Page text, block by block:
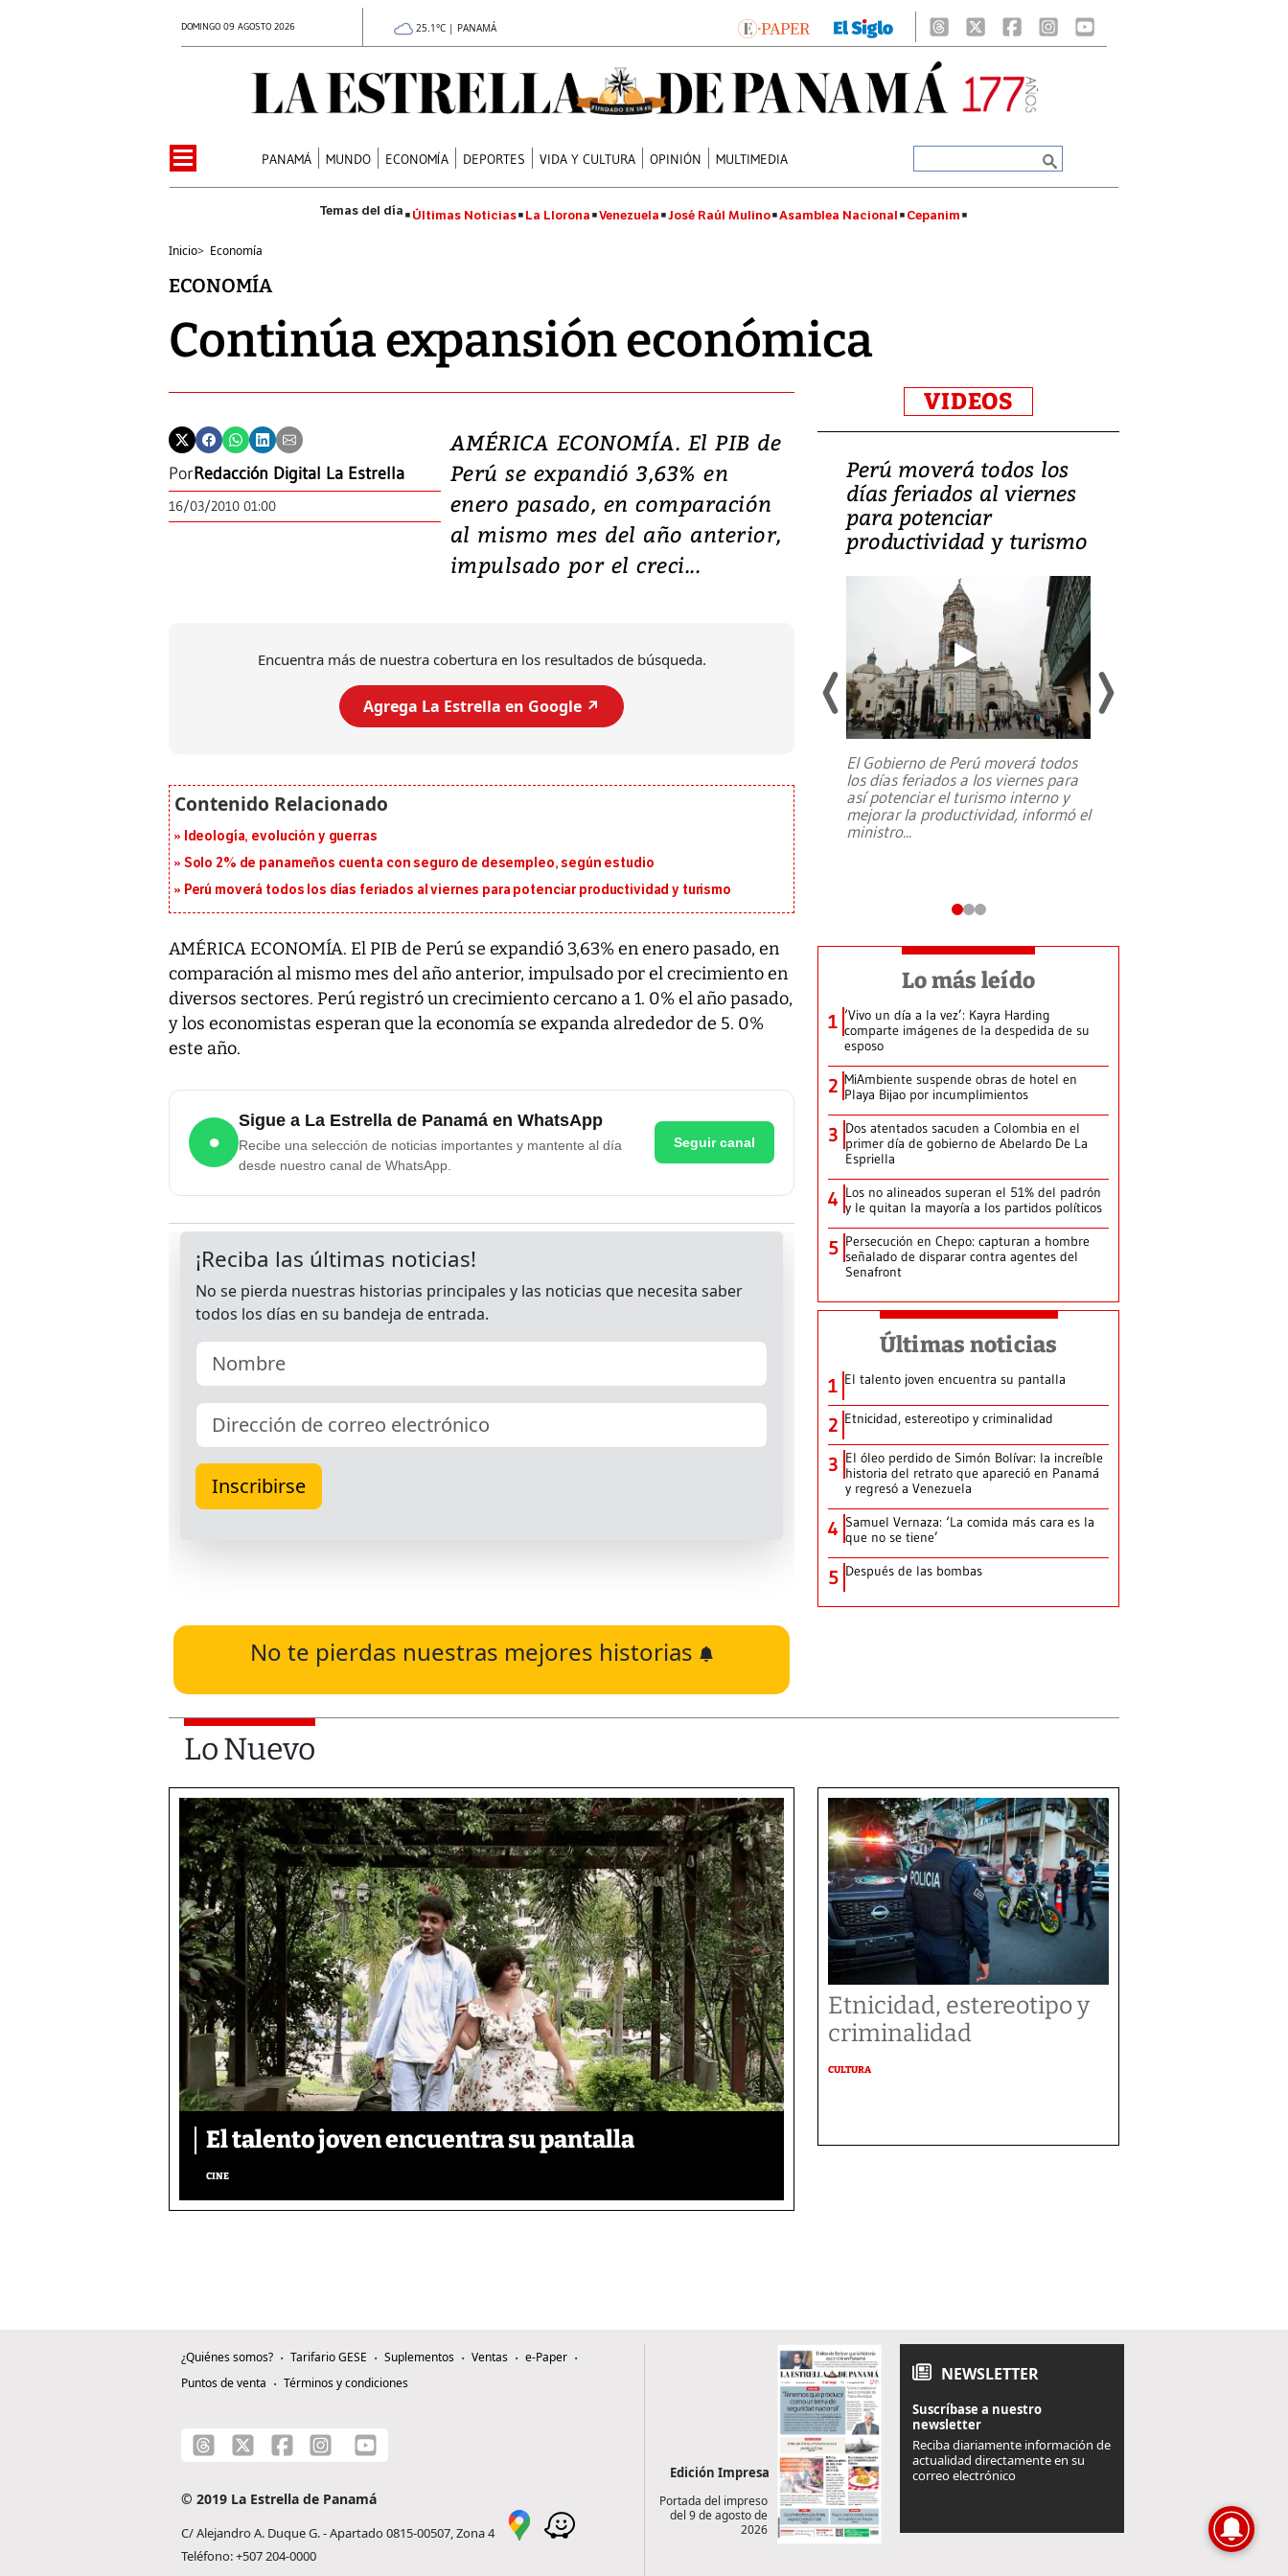
DOMINGO 09 AGOSTO 2026 25.1°C | PANAMÁ
PANAMÁ MUNDO ECONOMÍA DEPORTES VIDA Y CULTURA OPINIÓN MULTIMEDIA
Últimas Noticias La Llorona Venezuela José Raúl Mulino Asamblea Nacional Cepanim
Inicio> Economía
ECONOMÍA
Continúa expansión económica
PorRedacción Digital La Estrella
16/03/2010 01:00
AMÉRICA ECONOMÍA. El PIB de
Perú se expandió 3,63% en
enero pasado, en comparación
al mismo mes del año anterior,
impulsado por el creci...
Encuentra más de nuestra cobertura en los resultados de búsqueda.
Agrega La Estrella en Google ↗️
Ideología, evolución y guerras
Solo 2% de panameños cuenta con seguro de desempleo, según estudio
Perú moverá todos los días feriados al viernes para potenciar productividad y turismo
AMÉRICA ECONOMÍA. El PIB de Perú se expandió 3,63% en enero pasado, en
comparación al mismo mes del año anterior, impulsado por el crecimiento en
diversos sectores. Perú registró un crecimiento cercano a 1. 0% el año pasado,
y los economistas esperan que la economía se expanda alrededor de 5. 0%
este año.
●
Sigue a La Estrella de Panamá en WhatsApp
Recibe una selección de noticias importantes y mantente al día
desde nuestro canal de WhatsApp.
Seguir canal
No te pierdas nuestras mejores historias
VIDEOS
Video: Lula lanza su
candidatura con
promesas de inversión
en defensa, educación y
tierras raras
Entre recuerdos y escuetas
candidatura...
Perú moverá todos los
días feriados al viernes
para potenciar
productividad y turismo
El Gobierno de Perú moverá todos
los días feriados a los viernes para
así potenciar el turismo interno y
mejorar la productividad, informó el
ministro...
Lo más leído
1 ‘Vivo un día a la vez’: Kayra Harding
comparte imágenes de la despedida de su
esposo
2 MiAmbiente suspende obras de hotel en
Playa Bijao por incumplimientos
3 Dos atentados sacuden a Colombia en el
primer día de gobierno de Abelardo De La
Espriella
4 Los no alineados superan el 51% del padrón
y le quitan la mayoría a los partidos políticos
5 Persecución en Chepo: capturan a hombre
señalado de disparar contra agentes del
Senafront
Últimas noticias
1 El talento joven encuentra su pantalla​
2 Etnicidad, estereotipo y criminalidad
3 El óleo perdido de Simón Bolívar: la increíble
historia del retrato que apareció en Panamá
y regresó a Venezuela
4 Samuel Vernaza: ‘La comida más cara es la
que no se tiene’
5 Después de las bombas
Lo Nuevo
El talento joven encuentra su pantalla​
CINE
Etnicidad, estereotipo y
criminalidad
CULTURA
¿Quiénes somos? Tarifario GESE Suplementos Ventas
e-Paper
Puntos de venta
Términos y condiciones
© 2019 La Estrella de Panamá
C/ Alejandro A. Duque G. - Apartado 0815-00507, Zona 4
Teléfono: +507 204-0000
Edición Impresa
Portada del impreso
del 9 de agosto de
2026
NEWSLETTER
Suscríbase a nuestro
newsletter
Reciba diariamente información de
actualidad directamente en su
correo electrónico